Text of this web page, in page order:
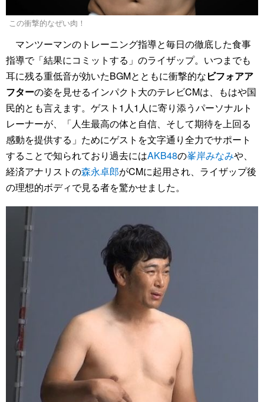
この衝撃的なぜい肉！
マンツーマンのトレーニング指導と毎日の徹底した食事
指導で「結果にコミットする」のライザップ。いつまでも
耳に残る重低音が効いたBGMとともに衝撃的なビフォアア
フターの姿を見せるインパクト大のテレビCMは、もはや国
民的とも言えます。ゲスト1人1人に寄り添うパーソナルト
レーナーが、「人生最高の体と自信、そして期待を上回る
感動を提供する」ためにゲストを文字通り全力でサポート
することで知られており過去にはAKB48の峯岸みなみや、
経済アナリストの森永卓郎がCMに起用され、ライザップ後
の理想的ボディで見る者を驚かせました。